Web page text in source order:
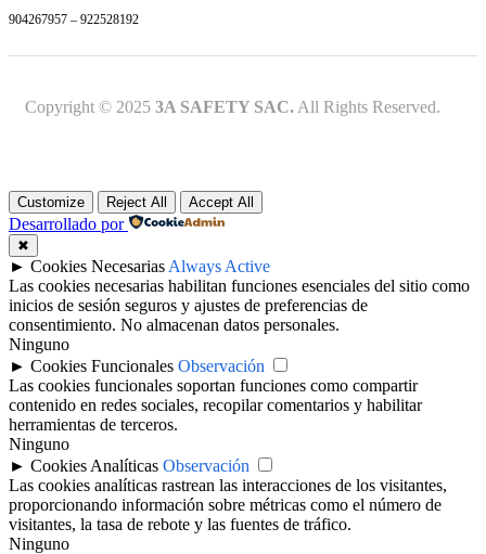
904267957 – 922528192
Copyright © 2025 3A SAFETY SAC. All Rights Reserved.
Customize Reject All Accept All
Desarrollado por
✖
► Cookies Necesarias Always Active
Las cookies necesarias habilitan funciones esenciales del sitio como
inicios de sesión seguros y ajustes de preferencias de
consentimiento. No almacenan datos personales.
Ninguno
► Cookies Funcionales Observación
Las cookies funcionales soportan funciones como compartir
contenido en redes sociales, recopilar comentarios y habilitar
herramientas de terceros.
Ninguno
► Cookies Analíticas Observación
Las cookies analíticas rastrean las interacciones de los visitantes,
proporcionando información sobre métricas como el número de
visitantes, la tasa de rebote y las fuentes de tráfico.
Ninguno